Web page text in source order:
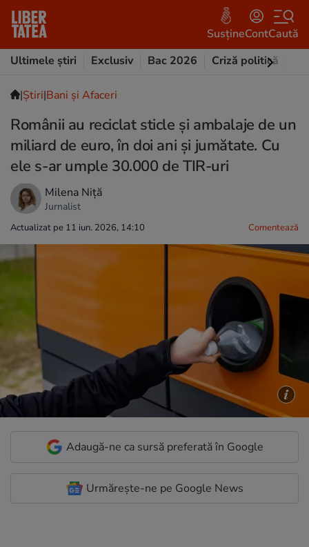
SusțineContCaută
Ultimele știri
Exclusiv Bac 2026 Criză politică
|Ştiri|Bani și Afaceri
Românii au reciclat sticle și ambalaje de un
miliard de euro, în doi ani și jumătate. Cu
ele s-ar umple 30.000 de TIR-uri
Milena Niță
Jurnalist
Actualizat pe 11 iun. 2026, 14:10 Comentează
Adaugă-ne ca sursă preferată în Google
Urmărește-ne pe Google News